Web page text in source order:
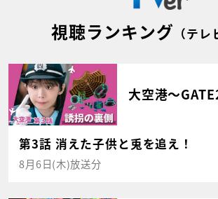
視聴ランキング （テレ
大空港～
第3話 消えた子供と兎を追え！
8月6日(木)放送分